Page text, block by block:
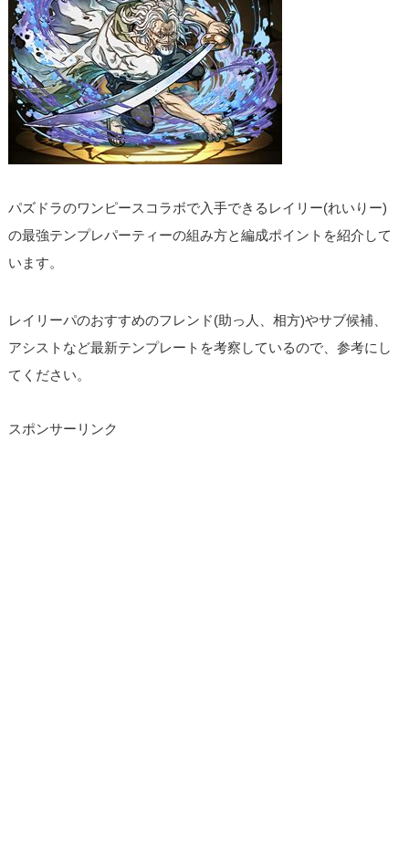
パズドラのワンピースコラボで入手できるレイリー(れいりー)
の最強テンプレパーティーの組み方と編成ポイントを紹介して
います。
レイリーパのおすすめのフレンド(助っ人、相方)やサブ候補、
アシストなど最新テンプレートを考察しているので、参考にし
てください。
スポンサーリンク